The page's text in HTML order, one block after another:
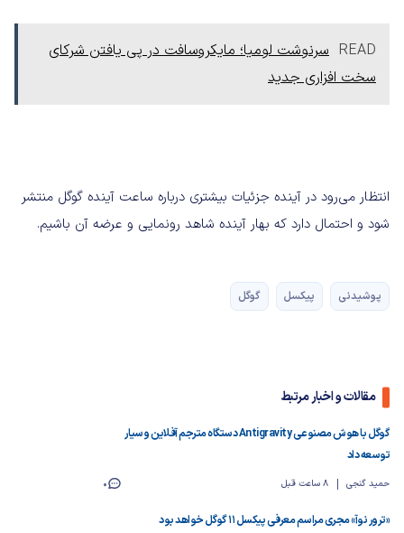
READ سرنوشت لومیا؛ مایکروسافت در پی یافتن شرکای
سخت افزاری جدید
انتظار می‌رود در آینده جزئیات بیشتری درباره ساعت آینده گوگل منتشر
شود و احتمال دارد که بهار آینده شاهد رونمایی و عرضه آن باشیم.
پوشیدنی پیکسل گوگل
مقالات و اخبار مرتبط
گوگل با هوش مصنوعی Antigravity دستگاه مترجم آفلاین و سیار
توسعه داد
حمید گنجی 8 ساعت قبل 0
«ترور نوآ» مجری مراسم معرفی پیکسل ۱۱ گوگل خواهد بود